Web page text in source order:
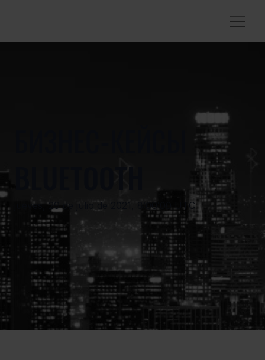
jueves, 29 de julio de 2021, 8:00:00 UTC